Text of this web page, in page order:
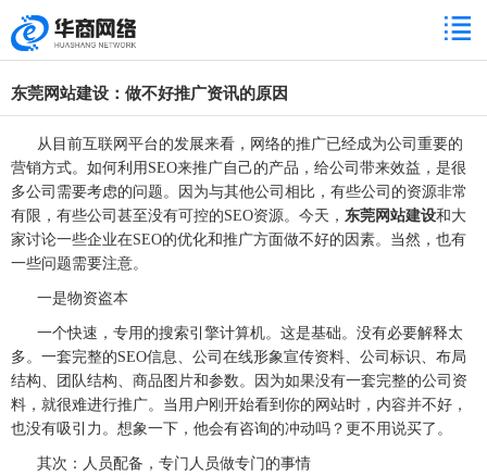
东莞网站建设：做不好推广资讯的原因
从目前互联网平台的发展来看，网络的推广已经成为公司重要的
营销方式。如何利用 SEO来推广自己的产品，给公司带来效益，是很
多公司需要考虑的问题。因为与其他公司相比，有些公司的资源非常
有限，有些公司甚至没有可控的SEO资源。今天， 东莞网站建设和大
家讨论一些企业在SEO的优化和推广方面做不好的因素。当然，也有
一些问题需要注意。
一是物资盗本
一个快速，专用的搜索引擎计算机。这是基础。没有必要解释太
多。一套完整的SEO信息、公司在线形象宣传资料、公司标识、布局
结构、团队结构、商品图片和参数。因为如果没有一套完整的公司资
料，就很难进行推广。当用户刚开始看到你的网站时，内容并不好，
也没有吸引力。想象一下，他会有咨询的冲动吗？更不用说买了。
其次：人员配备，专门人员做专门的事情